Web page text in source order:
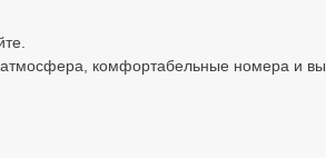
комфортабельные номера и